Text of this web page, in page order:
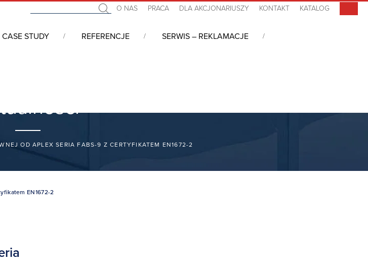
O NAS PRACA DLA AKCJONARIUSZY KONTAKT KATALOG
CASE STUDY REFERENCJE SERWIS – REKLAMACJE
OD APLEX SERIA FABS-9 Z CERTYFIKATEM EN1672-2
EN1672-2